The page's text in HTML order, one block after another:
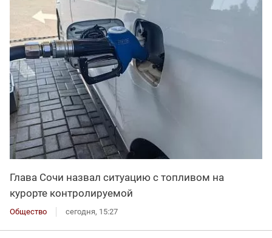
Глава Сочи назвал ситуацию с топливом на
курорте контролируемой
Общество сегодня, 15:27